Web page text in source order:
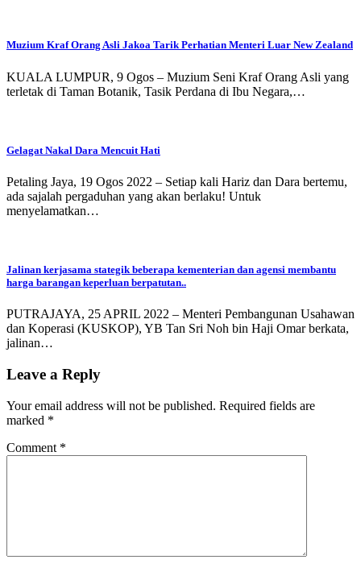
Muzium Kraf Orang Asli Jakoa Tarik Perhatian Menteri Luar New Zealand
KUALA LUMPUR, 9 Ogos – Muzium Seni Kraf Orang Asli yang
terletak di Taman Botanik, Tasik Perdana di Ibu Negara,…
Gelagat Nakal Dara Mencuit Hati
Petaling Jaya, 19 Ogos 2022 – Setiap kali Hariz dan Dara bertemu,
ada sajalah pergaduhan yang akan berlaku! Untuk
menyelamatkan…
Jalinan kerjasama stategik beberapa kementerian dan agensi membantu
harga barangan keperluan berpatutan..
PUTRAJAYA, 25 APRIL 2022 – Menteri Pembangunan Usahawan
dan Koperasi (KUSKOP), YB Tan Sri Noh bin Haji Omar berkata,
jalinan…
Leave a Reply
Your email address will not be published. Required fields are
marked *
Comment *